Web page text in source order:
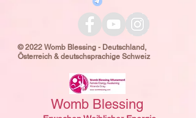
© 2022 Womb Blessing - Deutschland,
Österreich & deutschsprachige Schweiz
Womb Blessing